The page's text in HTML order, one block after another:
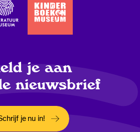
je aan
nieuwsbrief
in een nieuw tabblad
je nu in!